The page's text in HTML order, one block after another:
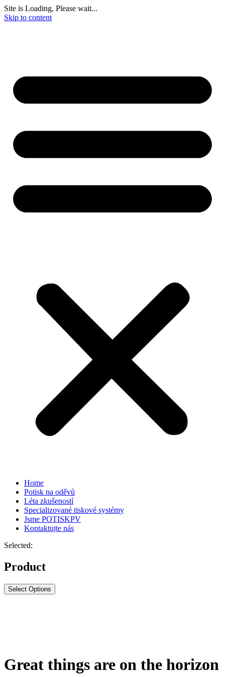
Site is Loading, Please wait...
Skip to content
Home
Potisk na oděvů
Léta zkušeností
Specializované tiskové systémy
Jsme POTISKPV
Kontaktujte nás
Selected:
Product
Select Options
Great things are on the horizon